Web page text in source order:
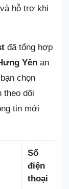
hỗ trợ khi
đã tổng hợp
Yên an
chọn
theo dõi
tin mới
Số
điện
thoại